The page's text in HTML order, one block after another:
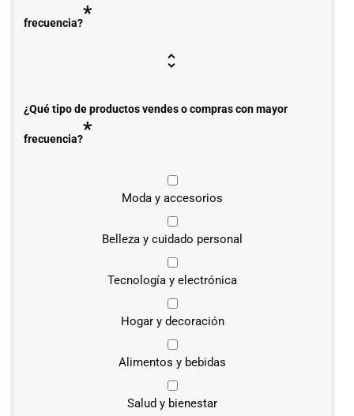
frecuencia?*
¿Qué tipo de productos vendes o compras con mayor
frecuencia?*
Moda y accesorios
Belleza y cuidado personal
Tecnología y electrónica
Hogar y decoración
Alimentos y bebidas
Salud y bienestar